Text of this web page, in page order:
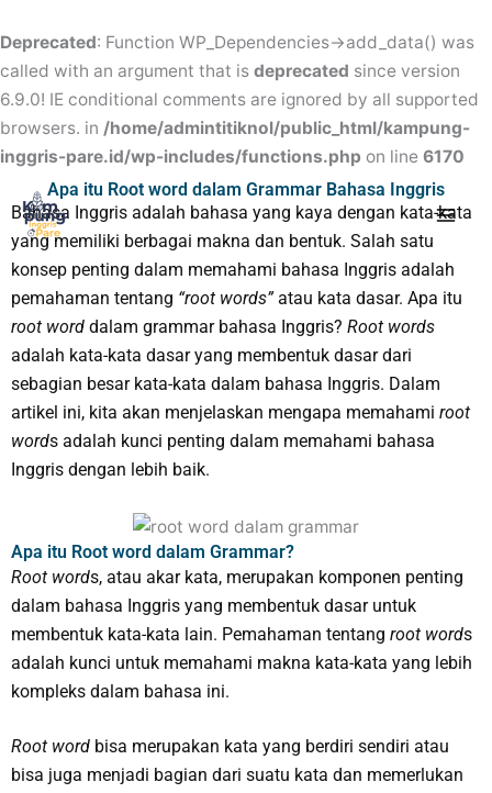
Deprecated: Function WP_Dependencies->add_data() was
called with an argument that is deprecated since version
6.9.0! IE conditional comments are ignored by all supported
browsers. in /home/admintitiknol/public_html/kampung-
inggris-pare.id/wp-includes/functions.php on line 6170
to
content
Apa itu Root word dalam Grammar Bahasa Inggris
Bahasa Inggris adalah bahasa yang kaya dengan kata-kata
yang memiliki berbagai makna dan bentuk. Salah satu
konsep penting dalam memahami bahasa Inggris adalah
pemahaman tentang “root words”atau kata dasar. Apa itu
root word dalam grammar bahasa Inggris? Root words
adalah kata-kata dasar yang membentuk dasar dari
sebagian besar kata-kata dalam bahasa Inggris. Dalam
artikel ini, kita akan menjelaskan mengapa memahami root
words adalah kunci penting dalam memahami bahasa
Inggris dengan lebih baik.
Apa itu Root word dalam Grammar?
Root words, atau akar kata, merupakan komponen penting
dalam bahasa Inggris yang membentuk dasar untuk
membentuk kata-kata lain. Pemahaman tentang root words
adalah kunci untuk memahami makna kata-kata yang lebih
kompleks dalam bahasa ini.
Root word bisa merupakan kata yang berdiri sendiri atau
bisa juga menjadi bagian dari suatu kata dan memerlukan